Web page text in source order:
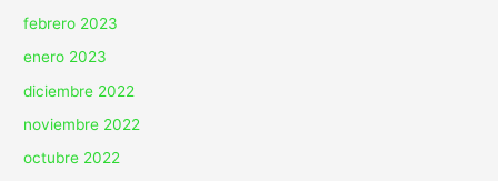
febrero 2023
enero 2023
diciembre 2022
noviembre 2022
octubre 2022